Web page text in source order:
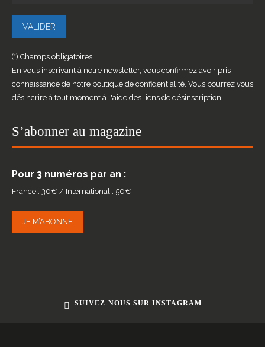
(*) Champs obligatoires
En vous inscrivant à notre newsletter, vous confirmez avoir pris
connaissance de notre politique de confidentialité. Vous pourrez vous
désincrire à tout moment à l'aide des liens de désinscription
S’abonner au magazine
Pour 3 numéros par an :
France : 30€ / International : 50€
JE M’ABONNE
SUIVEZ-NOUS SUR INSTAGRAM